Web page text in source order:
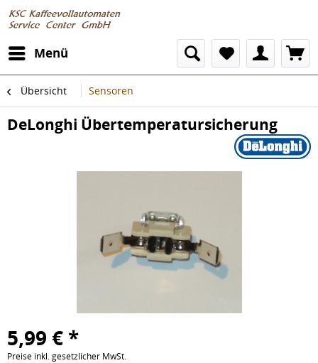
Menü
Übersicht Sensoren
DeLonghi Übertemperatursicherung
5,99 € *
Preise inkl. gesetzlicher MwSt.